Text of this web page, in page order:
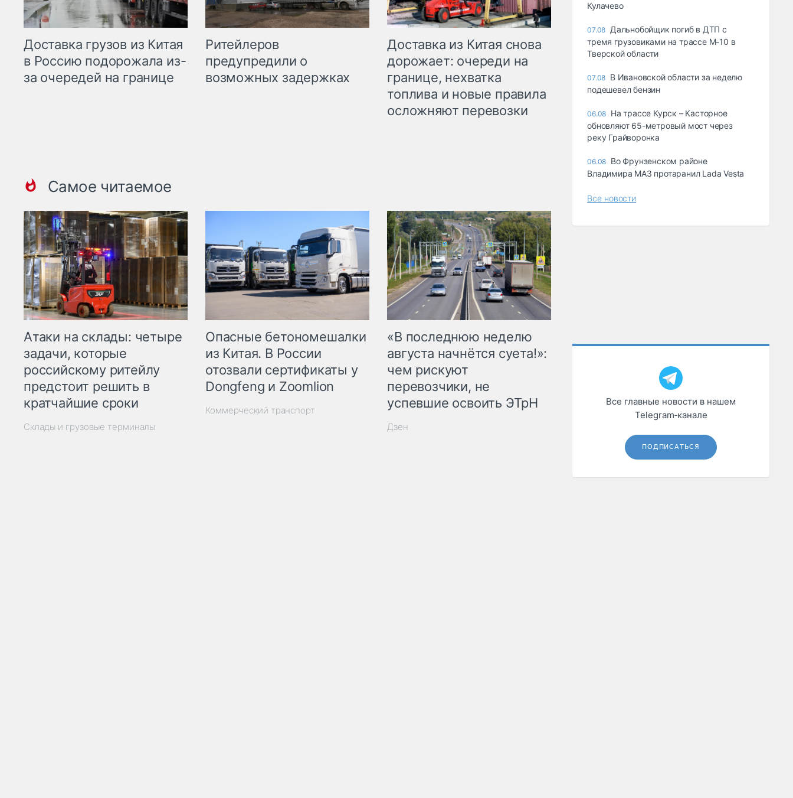
Доставка грузов из Китая
в Россию подорожала из-
за очередей на границе
Ритейлеров
предупредили о
возможных задержках
Доставка из Китая снова
дорожает: очереди на
границе, нехватка
топлива и новые правила
осложняют перевозки
Самое читаемое
Атаки на склады: четыре
задачи, которые
российскому ритейлу
предстоит решить в
кратчайшие сроки
Склады и грузовые терминалы
Опасные бетономешалки
из Китая. В России
отозвали сертификаты у
Dongfeng и Zoomlion
Коммерческий транспорт
«В последнюю неделю
августа начнётся суета!»:
чем рискуют
перевозчики, не
успевшие освоить ЭТрН
Дзен
Кулачево
07.08 Дальнобойщик погиб в ДТП с
тремя грузовиками на трассе М-10 в
Тверской области
07.08 В Ивановской области за неделю
подешевел бензин
06.08 На трассе Курск – Касторное
обновляют 65-метровый мост через
реку Грайворонка
06.08 Во Фрунзенском районе
Владимира МАЗ протаранил Lada Vesta
Все новости
Все главные новости в нашем
Telegram‑канале
ПОДПИСАТЬСЯ